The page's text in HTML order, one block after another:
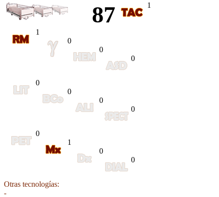
87 1
1
0
0
0
0
0
0
0
0
1
0
0
Otras tecnologías:
-